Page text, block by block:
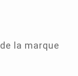
la marque